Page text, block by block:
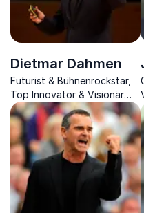
Dietmar Dahmen
Futurist & Bühnenrockstar,
Top Innovator & Visionär
sowie Autor.